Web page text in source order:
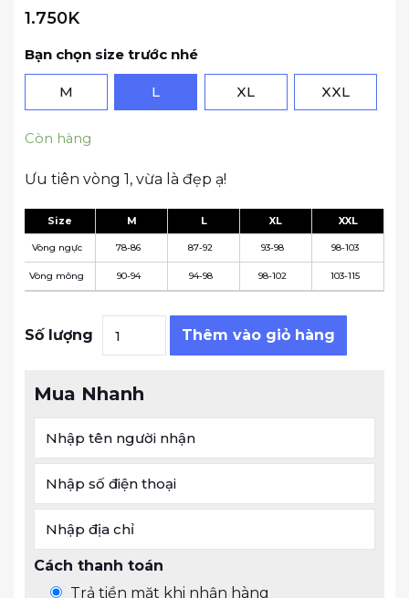
1.750K
Bạn chọn size trước nhé
M L XL XXL
Còn hàng
Ưu tiên vòng 1, vừa là đẹp ạ!
Size M L XL XXL
Vòng ngực 78-86 87-92 93-98 98-103
Vòng mông 90-94 94-98 98-102 103-115
Số lượng Đầm Hoàng Yến - tơ tằm mẫu đơn
Thêm vào giỏ hàng
Mua Nhanh
Cách thanh toán
Trả tiền mặt khi nhận hàng